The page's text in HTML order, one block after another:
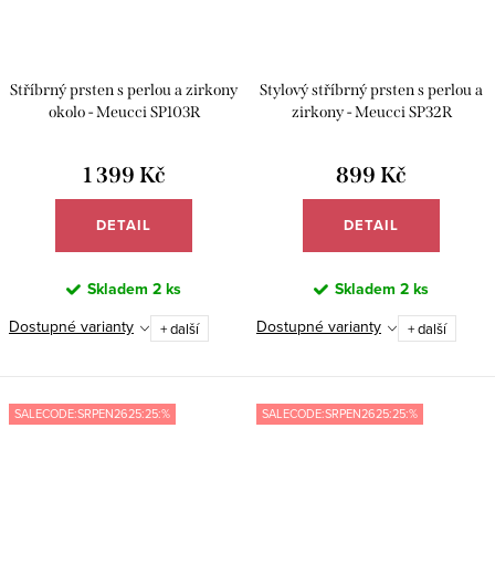
Stříbrný prsten s perlou a zirkony
okolo - Meucci SP103R
1 399 Kč
DETAIL
Skladem 2 ks
Dostupné varianty + další
Stylový stříbrný prsten s perlou a
zirkony - Meucci SP32R
899 Kč
DETAIL
Skladem 2 ks
Dostupné varianty + další
SALECODE:SRPEN2625:25:% SALECODE:SRPEN2625:25:%